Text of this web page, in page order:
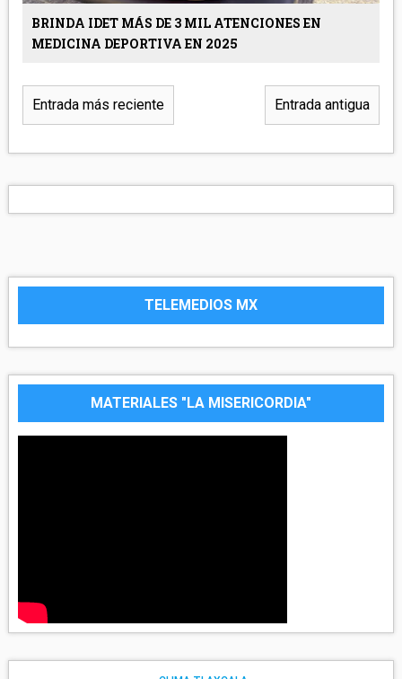
BRINDA IDET MÁS DE 3 MIL ATENCIONES EN
MEDICINA DEPORTIVA EN 2025
Entrada más reciente Entrada antigua
TELEMEDIOS MX
MATERIALES "LA MISERICORDIA"